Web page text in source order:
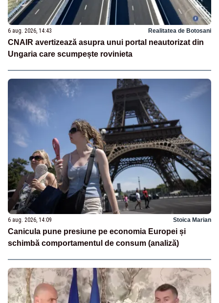
6 aug. 2026, 14:43 Realitatea de Botosani
CNAIR avertizează asupra unui portal neautorizat din
Ungaria care scumpește rovinieta
6 aug. 2026, 14:09 Stoica Marian
Canicula pune presiune pe economia Europei și
schimbă comportamentul de consum (analiză)